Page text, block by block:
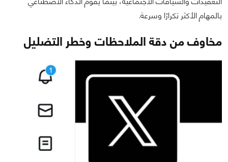
بالمهام الأكثر تكرارًا وسرعة.
مخاوف من دقة الملاحظات وخطر التضليل